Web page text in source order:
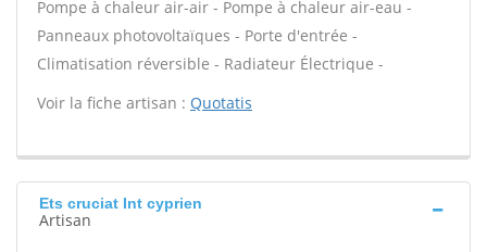
Pompe à chaleur air-air - Pompe à chaleur air-eau -
Panneaux photovoltaïques - Porte d'entrée -
Climatisation réversible - Radiateur Électrique -
Voir la fiche artisan : Quotatis
Ets cruciat Int cyprien
Artisan